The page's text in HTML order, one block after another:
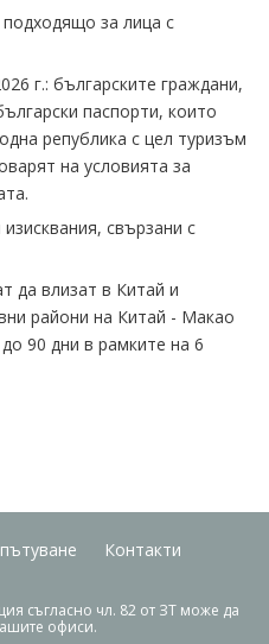
за лица с
г.: българските граждани,
паспорти, които
република с цел туризъм
на условията за
свързани с
да влизат в Китай и
райони на Китай - Макао
90 дни в рамките на 6
Контакти
съгласно чл. 82 от ЗТ може да
офиси.
ни приемате, че можем да